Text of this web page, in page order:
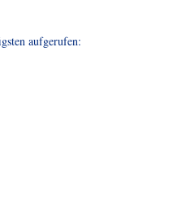
aufgerufen: